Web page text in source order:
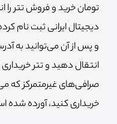
تومان خرید و فروش تتر را
دیجیتال ایرانی ثبت نام
و پس از آن می‌توانید به
انتقال دهید و تتر
صرافی‌های غیرمتمرکز که
خریداری کنید، آورده شده